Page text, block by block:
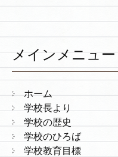
メインメニュー
ホーム
学校長より
学校の歴史
学校のひろば
学校教育目標